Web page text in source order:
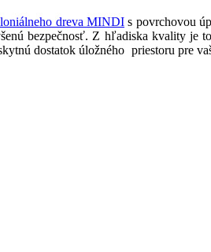
dreva MINDI s povrchovou
bezpečnosť. Z hľadiska kvality je
dostatok úložného priestoru pre